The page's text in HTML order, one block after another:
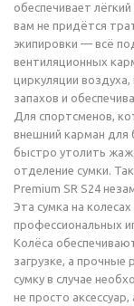
обеспечивает
вам не придётся
экипировки — всё
вентиляционных
циркуляции
запахов и
Для спортсменов,
внешний карман для
быстро утолить
отделение сумки.
Premium SR S24
Эта сумка на
профессиональных
Колёса
загрузке, а
сумку в случае
не просто